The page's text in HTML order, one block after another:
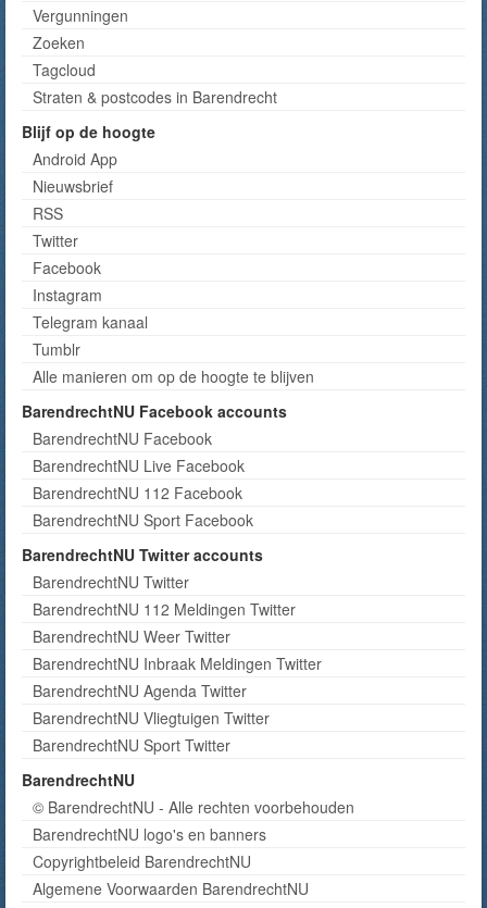
Vergunningen
Zoeken
Tagcloud
Straten & postcodes in Barendrecht
Blijf op de hoogte
Android App
Nieuwsbrief
RSS
Twitter
Facebook
Instagram
Telegram kanaal
Tumblr
Alle manieren om op de hoogte te blijven
BarendrechtNU Facebook accounts
BarendrechtNU Facebook
BarendrechtNU Live Facebook
BarendrechtNU 112 Facebook
BarendrechtNU Sport Facebook
BarendrechtNU Twitter accounts
BarendrechtNU Twitter
BarendrechtNU 112 Meldingen Twitter
BarendrechtNU Weer Twitter
BarendrechtNU Inbraak Meldingen Twitter
BarendrechtNU Agenda Twitter
BarendrechtNU Vliegtuigen Twitter
BarendrechtNU Sport Twitter
BarendrechtNU
© BarendrechtNU - Alle rechten voorbehouden
BarendrechtNU logo's en banners
Copyrightbeleid BarendrechtNU
Algemene Voorwaarden BarendrechtNU